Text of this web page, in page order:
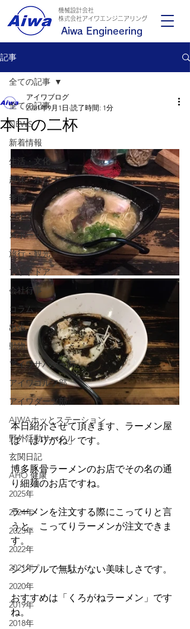
Aiwa Engineering
機械設計会社
​株式会社アイワエンジニアリング
記事
全ての記事
NEWS
新着情報
生活・文化
趣味・ホビー
季節
グルメ
スポーツ
旅行・観光
アウトドア
会社行事
コラム
出張
動物
アイワサバゲー部
アイワゴルフ部
アイワダーツ部
AIWAホッとステーション
野外活動サークル
玄関日記
AHO 健康
2025年
2024年
2023年
2022年
2021年
2020年
2019年
2018年
全ての記事
本日の二杯
アイワブログ
2021年9月1日 読了時間: 1分
本日紹介させて頂きます、ラーメン屋
は「はりがね」です。
博多豚骨ラーメンのお店でその名の通
り細麺のお店ですね。
ラーメンを注文する際にこってりと言
うと、こってりラーメンが注文できま
す。
シンプルで無駄がない美味しさです。
おすすめは「くろがねラーメン」です
ね。